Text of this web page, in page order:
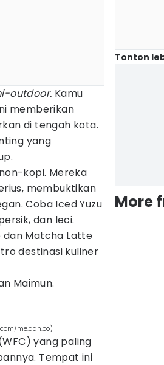
outdoor. Kamu
memberikan
di tengah kota.
yang
kopi. Mereka
membuktikan
Coba Iced Yuzu
dan leci.
dan Matcha Latte
destinasi kuliner
Maimun.
me.dan.co)
yang paling
Tempat ini
Tonton
More